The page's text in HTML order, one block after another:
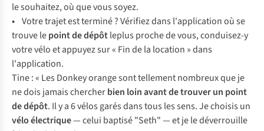
le souhaitez, où que vous soyez.
• Votre trajet est terminé ? Vérifiez dans l'application où se
trouve lepoint de dépôtleplus proche de vous, conduisez-y
votre vélo et appuyez sur « Fin de la location » dans
l'application.
Tine : « Les Donkey orange sont tellement nombreux que je
ne dois jamais chercherbien loin avant de trouver un point
de dépôt. Il y a 6 vélos garés dans tous les sens. Je choisis un
vélo électrique— celui baptisé "Seth" — et je le déverrouille